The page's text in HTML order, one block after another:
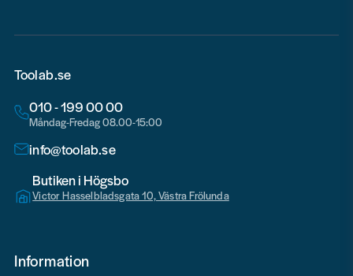
Toolab.se
010 - 199 00 00
Måndag-Fredag 08.00-15:00
info@toolab.se
Butiken i Högsbo
Victor Hasselbladsgata 10, Västra Frölunda
Information